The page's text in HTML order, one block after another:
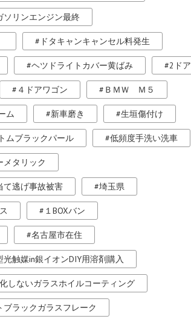
ソリンエンジン最終
ドタキャンキャンセル料発生
ヘツドライトカバー黄ばみ 2ドア
４ドアワゴン ＢＭＷ Ｍ５
ム 新車磨き 生垣傷付け
ムブラックパール 低頻度手洗い洗車
メタリック
て逃げ事故被害 埼玉県
１BOXバン
名古屋市在住
光触媒in銀イオンDIY用溶剤購入
しないガラスホイルコーティング
ブラックガラスフレーク